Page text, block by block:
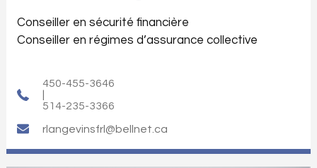
Conseiller en sécurité financière
Conseiller en régimes d’assurance collective
450-455-3646
514-235-3366
rlangevinsfrl@bellnet.ca